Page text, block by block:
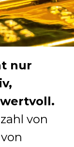
nur
von